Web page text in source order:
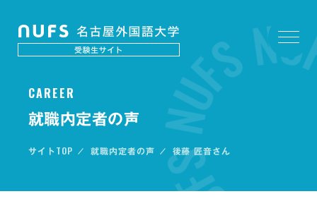
CAREER
就職内定者の声
サイト TOP 就職内定者の声 後藤 匠音さん